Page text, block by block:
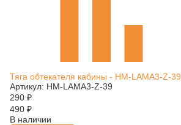
Тяга обтекателя кабины - HM-LAMA3-Z-39
Артикул: HM-LAMA3-Z-39
290 ₽
490 ₽
В наличии